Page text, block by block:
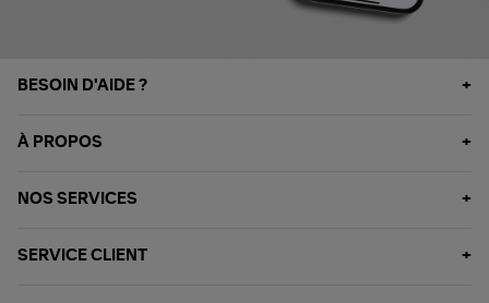
BESOIN D'AIDE ?
À PROPOS
NOS SERVICES
SERVICE CLIENT